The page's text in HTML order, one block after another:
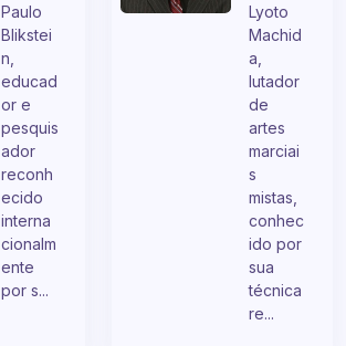
​Paulo
Blikstei
n,
educad
or e
pesquis
ador
reconh
ecido
interna
cionalm
ente
por s...
Lyoto
Machid
a,
lutador
de
artes
marciai
s
mistas,
conhec
ido por
sua
técnica
re...